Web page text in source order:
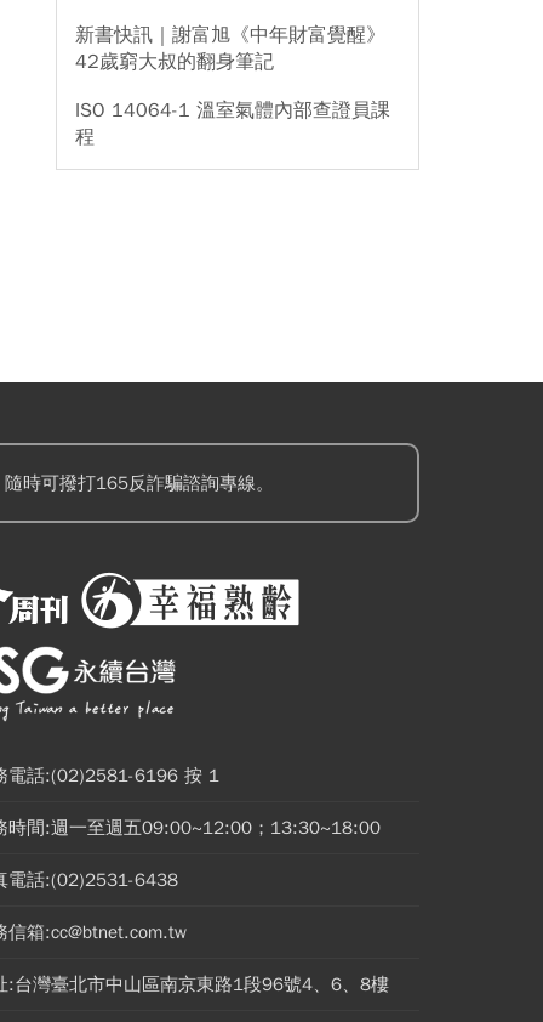
新書快訊｜謝富旭《中年財富覺醒》
42歲窮大叔的翻身筆記
ISO 14064-1 溫室氣體內部查證員課
程
時可撥打165反詐騙諮詢專線。
電話:(02)2581-6196 按 1
時間:週一至週五09:00~12:00；13:30~18:00
電話:(02)2531-6438
信箱:cc@btnet.com.tw
:台灣臺北市中山區南京東路1段96號4、6、8樓